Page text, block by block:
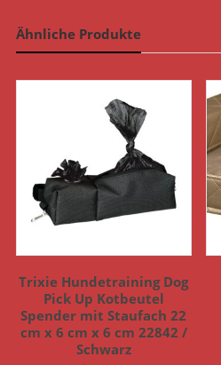
Ähnliche Produkte
Trixie Hundetraining Dog
Pick Up Kotbeutel
Spender mit Staufach 22
cm x 6 cm x 6 cm 22842 /
Schwarz